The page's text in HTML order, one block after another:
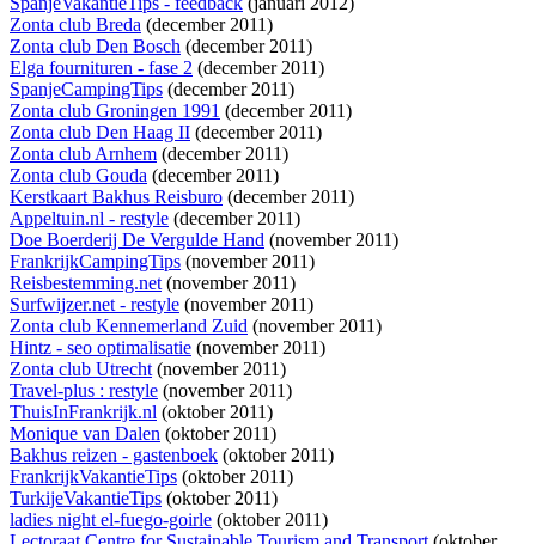
Zonta club Breda (december 2011)
Zonta club Den Bosch (december 2011)
Elga fournituren - fase 2 (december 2011)
SpanjeCampingTips (december 2011)
Zonta club Groningen 1991 (december 2011)
Zonta club Den Haag II (december 2011)
Zonta club Arnhem (december 2011)
Zonta club Gouda (december 2011)
Kerstkaart Bakhus Reisburo (december 2011)
Appeltuin.nl - restyle (december 2011)
Doe Boerderij De Vergulde Hand (november 2011)
FrankrijkCampingTips (november 2011)
Reisbestemming.net(november 2011)
Surfwijzer.net - restyle (november 2011)
Zonta club Kennemerland Zuid (november 2011)
Hintz - seo optimalisatie (november 2011)
Zonta club Utrecht(november 2011)
Travel-plus : restyle (november 2011)
ThuisInFrankrijk.nl (oktober 2011)
Monique van Dalen (oktober 2011)
Bakhus reizen - gastenboek (oktober 2011)
FrankrijkVakantieTips (oktober 2011)
TurkijeVakantieTips (oktober 2011)
ladies night el-fuego-goirle (oktober 2011)